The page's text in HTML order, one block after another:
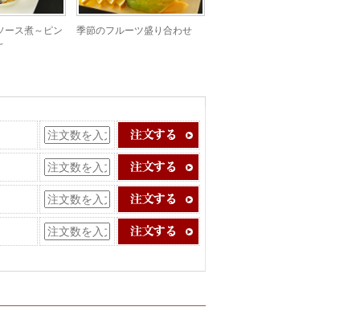
ース煮～ピン
季節のフルーツ盛り合わせ